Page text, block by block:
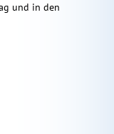
und in den